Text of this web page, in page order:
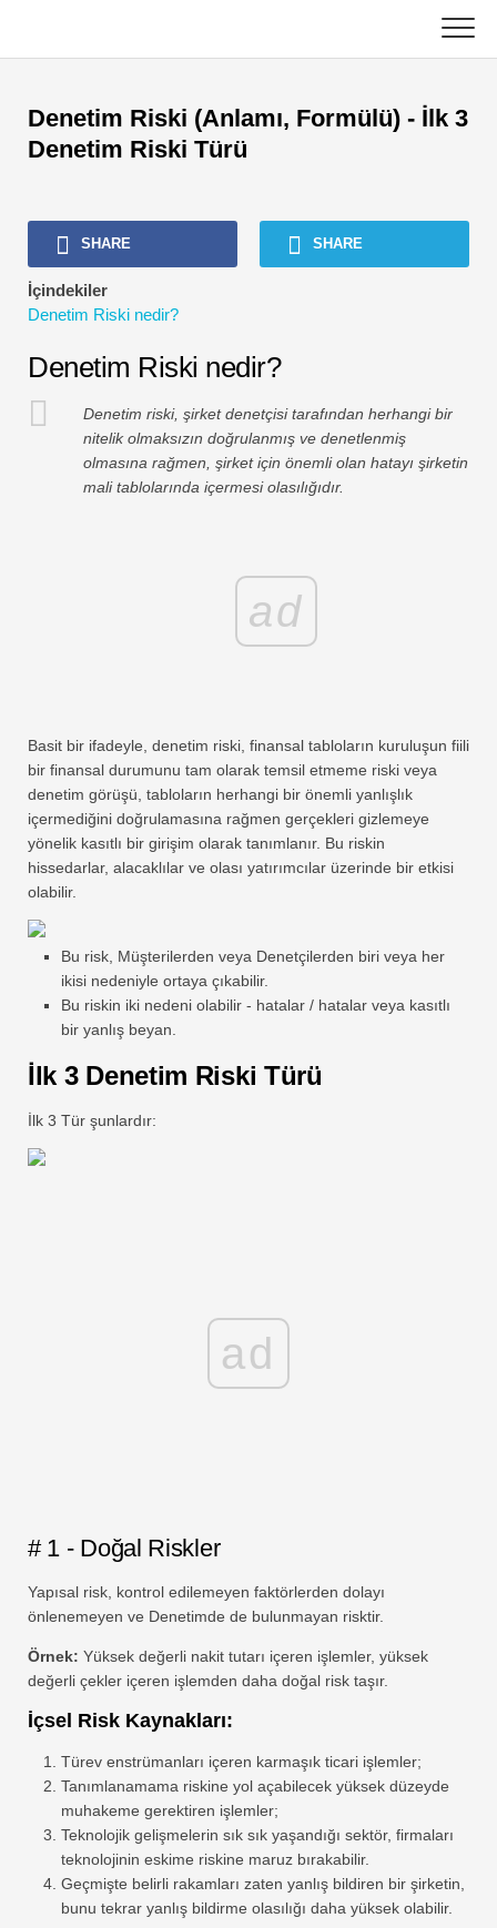
content
Muhasebe Eğitimleri
Excel, VBA ve Power BI
Yatırım Bankacılığı Dersleri
En Popüler Kitaplar
Finans Kariyer Kılavuzları
Finans Sertifikasyon Kaynakları
Denetim Riski (Anlamı, Formülü) - İlk 3
Denetim Riski Türü
SHARE SHARE
İçindekiler
Denetim Riski nedir?
Denetim Riski nedir?
Denetim riski, şirket denetçisi tarafından herhangi bir
nitelik olmaksızın doğrulanmış ve denetlenmiş
olmasına rağmen, şirket için önemli olan hatayı şirketin
mali tablolarında içermesi olasılığıdır.
ad
Basit bir ifadeyle, denetim riski, finansal tabloların kuruluşun fiili
bir finansal durumunu tam olarak temsil etmeme riski veya
denetim görüşü, tabloların herhangi bir önemli yanlışlık
içermediğini doğrulamasına rağmen gerçekleri gizlemeye
yönelik kasıtlı bir girişim olarak tanımlanır. Bu riskin
hissedarlar, alacaklılar ve olası yatırımcılar üzerinde bir etkisi
olabilir.
Bu risk, Müşterilerden veya Denetçilerden biri veya her
ikisi nedeniyle ortaya çıkabilir.
Bu riskin iki nedeni olabilir - hatalar / hatalar veya kasıtlı
bir yanlış beyan.
İlk 3 Denetim Riski Türü
İlk 3 Tür şunlardır:
ad
# 1 - Doğal Riskler
Yapısal risk, kontrol edilemeyen faktörlerden dolayı
önlenemeyen ve Denetimde de bulunmayan risktir.
Örnek: Yüksek değerli nakit tutarı içeren işlemler, yüksek
değerli çekler içeren işlemden daha doğal risk taşır.
İçsel Risk Kaynakları:
Türev enstrümanları içeren karmaşık ticari işlemler;
Tanımlanamama riskine yol açabilecek yüksek düzeyde
muhakeme gerektiren işlemler;
Teknolojik gelişmelerin sık sık yaşandığı sektör, firmaları
teknolojinin eskime riskine maruz bırakabilir.
Geçmişte belirli rakamları zaten yanlış bildiren bir şirketin,
bunu tekrar yanlış bildirme olasılığı daha yüksek olabilir.